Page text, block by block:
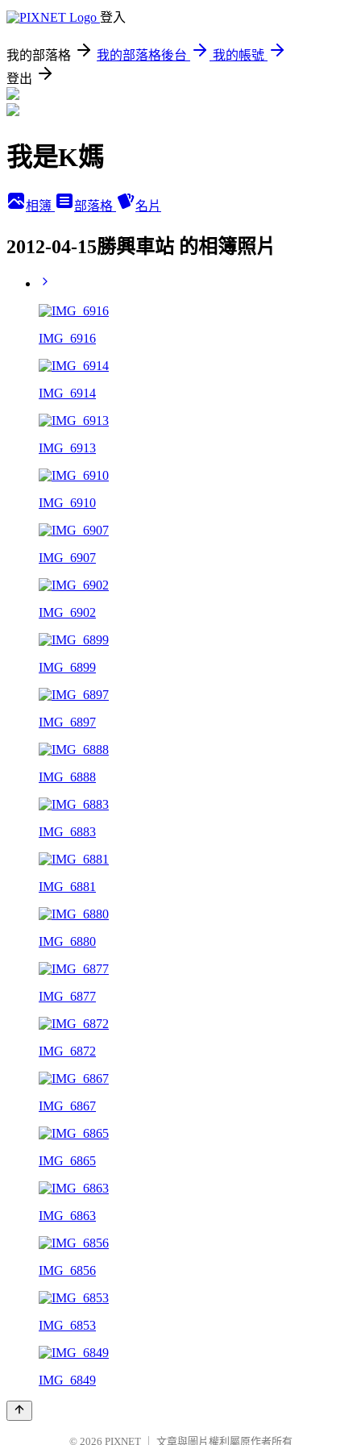
登入
我的部落格 我的部落格後台
我的帳號
登出
我是K媽
相簿 部落格 名片
2012-04-15勝興車站 的相簿照片
IMG_6916
IMG_6914
IMG_6913
IMG_6910
IMG_6907
IMG_6902
IMG_6899
IMG_6897
IMG_6888
IMG_6883
IMG_6881
IMG_6880
IMG_6877
IMG_6872
IMG_6867
IMG_6865
IMG_6863
IMG_6856
IMG_6853
IMG_6849
© 2026 PIXNET 文章與圖片權利屬原作者所有